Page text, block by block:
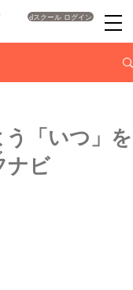
dスクール ログイン
「いつ」を
ナビ